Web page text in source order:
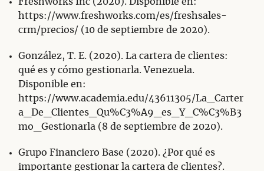
Freshworks Inc (2020). Disponible en:
https://www.freshworks.com/es/freshsales-
crm/precios/ (10 de septiembre de 2020).
González, T. E. (2020). La cartera de clientes:
qué es y cómo gestionarla. Venezuela.
Disponible en:
https://www.academia.edu/43611305/La_Carter
a_De_Clientes_Qu%C3%A9_es_Y_C%C3%B3
mo_Gestionarla (8 de septiembre de 2020).
Grupo Financiero Base (2020). ¿Por qué es
importante gestionar la cartera de clientes?.